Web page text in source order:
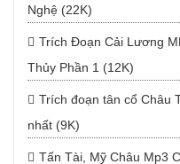
Nghệ (22K)
Trích Đoạn Cải Lương
Thủy Phần 1 (12K)
Trích đoạn tân cổ Châu
nhất (9K)
Tấn Tài, Mỹ Châu Mp3